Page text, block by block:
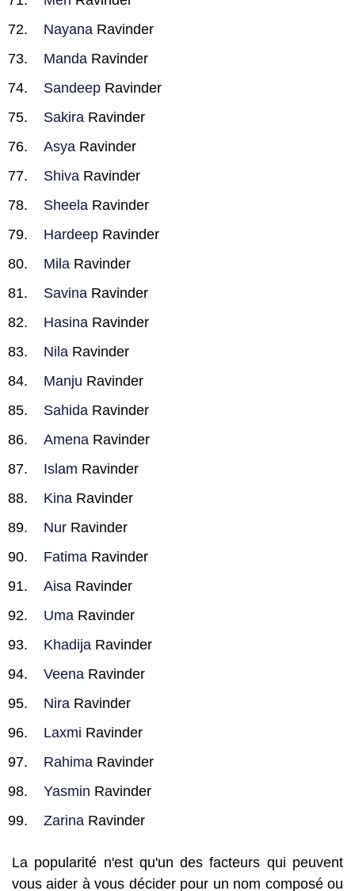
Nayana Ravinder
Manda Ravinder
Sandeep Ravinder
Sakira Ravinder
Asya Ravinder
Shiva Ravinder
Sheela Ravinder
Hardeep Ravinder
Mila Ravinder
Savina Ravinder
Hasina Ravinder
Nila Ravinder
Manju Ravinder
Sahida Ravinder
Amena Ravinder
Islam Ravinder
Kina Ravinder
Nur Ravinder
Fatima Ravinder
Aisa Ravinder
Uma Ravinder
Khadija Ravinder
Veena Ravinder
Nira Ravinder
Laxmi Ravinder
Rahima Ravinder
Yasmin Ravinder
Zarina Ravinder
La popularité n'est qu'un des facteurs qui peuvent
vous aider à vous décider pour un nom composé ou